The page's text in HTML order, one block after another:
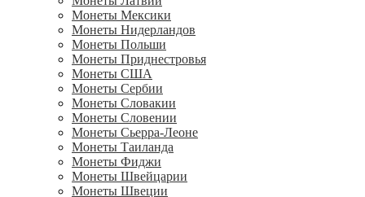
Монеты Мексики
Монеты Нидерландов
Монеты Польши
Монеты Приднестровья
Монеты США
Монеты Сербии
Монеты Словакии
Монеты Словении
Монеты Сьерра-Леоне
Монеты Таиланда
Монеты Фиджи
Монеты Швейцарии
Монеты Швеции